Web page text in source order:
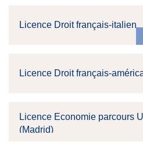
Licence Droit français-italien
Licence Droit français-
Licence Economie parcours
(Madrid)